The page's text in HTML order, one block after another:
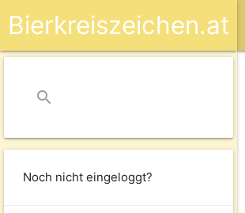
Bierkreiszeichen.at
search
Noch nicht eingeloggt?